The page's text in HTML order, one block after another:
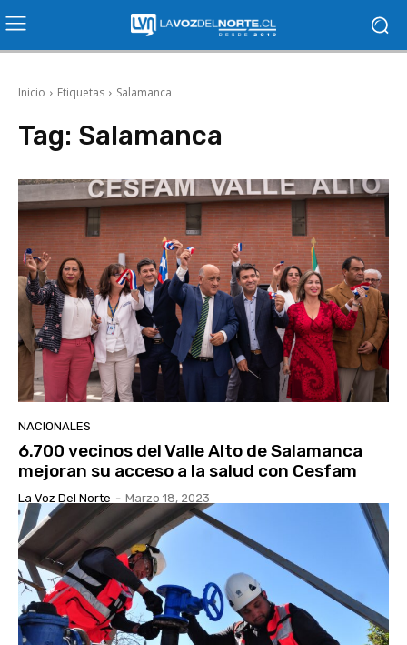
Inicio Etiquetas Salamanca
Tag: Salamanca
NACIONALES
6.700 vecinos del Valle Alto de Salamanca
mejoran su acceso a la salud con Cesfam
La Voz Del Norte - Marzo 18, 2023